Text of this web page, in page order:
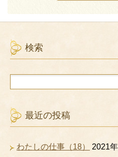
検索
最近の投稿
わたしの仕事（18） 2021